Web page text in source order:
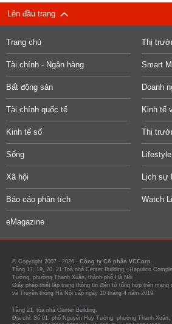
Lên đầu trang
Trang chủ Thị
Tài chính - Ngân hàng Smart
Bất động sản Doanh
Tài chính quốc tế Kinh tế
Kinh tế số Thị
Sống Lifestyle
Xã hội Lịch sự
Báo cáo phân tích Watch
eMagazine
© Copyright 2007 - 2026 - Công ty Cổ phần VCCorp.
Tầng 17, 19, 20, 21 Toà nhà Center Building - Hapulico
Tưởng, phường Thanh Xuân, thành phố Hà Nội
Giấy phép thiết lập trang thông tin điện tử tổng hợp trên
và Truyền thông Hà Nội cấp ngày 10 tháng 4 năm 2019.
Tầng 21, tòa nhà Center Building.
Địa chỉ: Số 01, phố Nguyễn Huy Tưởng, phường Thanh Xuân,